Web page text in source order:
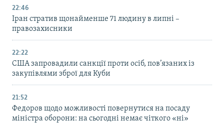
22:46
Іран стратив щонайменше 71 людину в липні –
правозахисники
22:22
США запровадили санкції проти осіб, пов’язаних із
закупівлями зброї для Куби
21:52
Федоров щодо можливості повернутися на посаду
міністра оборони: на сьогодні немає чіткого «ні»